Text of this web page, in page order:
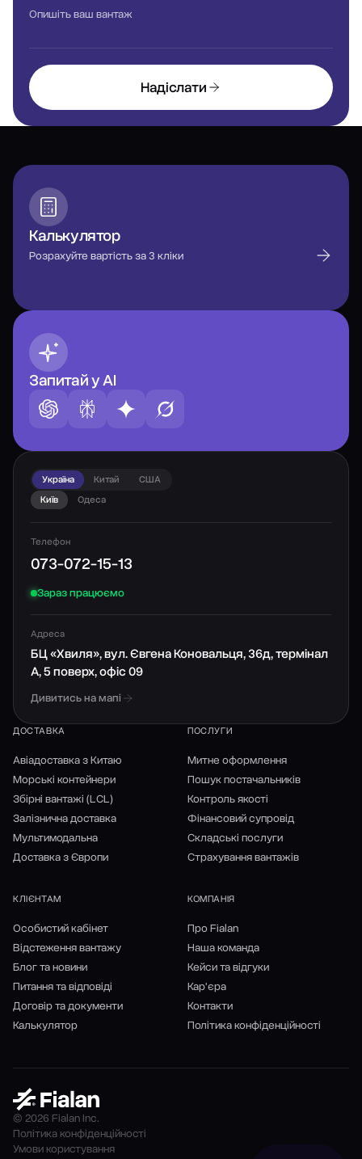
Опишіть ваш вантаж
Надіслати
Калькулятор
Розрахуйте вартість за 3 кліки
Запитай у AI
Україна Китай
США
Київ
Одеса
Телефон
073-072-15-13
Зараз працюємо
Адреса
БЦ «Хвиля», вул. Євгена Коновальця, 36д, термінал
А, 5 поверх, офіс 09
Дивитись на мапі
ДОСТАВКА
Авіадоставка з Китаю
Морські контейнери
Збірні вантажі (LCL)
Залізнична доставка
Мультимодальна
Доставка з Європи
ПОСЛУГИ
Митне оформлення
Пошук постачальників
Контроль якості
Фінансовий супровід
Складські послуги
Страхування вантажів
КЛІЄНТАМ
Особистий кабінет
Відстеження вантажу
Блог та новини
Питання та відповіді
Договір та документи
Калькулятор
КОМПАНІЯ
Про Fialan
Наша команда
Кейси та відгуки
Кар'єра
Контакти
Політика конфіденційності
© 2026 Fialan Inc.
Політика конфіденційності
Умови користування